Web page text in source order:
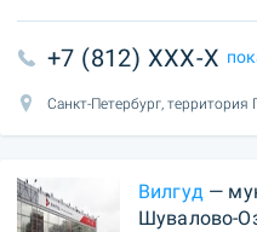
+7 (812) XXX-X
Санкт-Петербург,
Вилгуд —
Шувалово-